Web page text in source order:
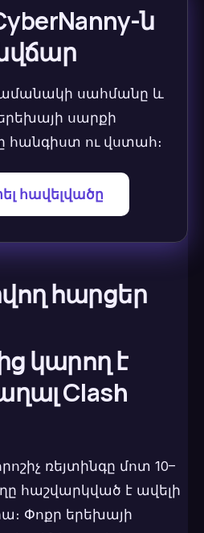
ն
սահմանը և
սարքի
հանգիստ ու վստահ։
հավելվածը
հարցեր
կարող է
Clash
ռեյտինգը մոտ 10–
հաշվարկված է ավելի
Փոքր երեխայի